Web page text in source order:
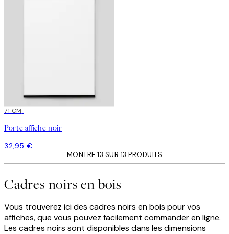
71 CM
Porte affiche noir
32,95 €
MONTRE 13 SUR 13 PRODUITS
Cadres noirs en bois
Vous trouverez ici des cadres noirs en bois pour vos
affiches, que vous pouvez facilement commander en ligne.
Les cadres noirs sont disponibles dans les dimensions